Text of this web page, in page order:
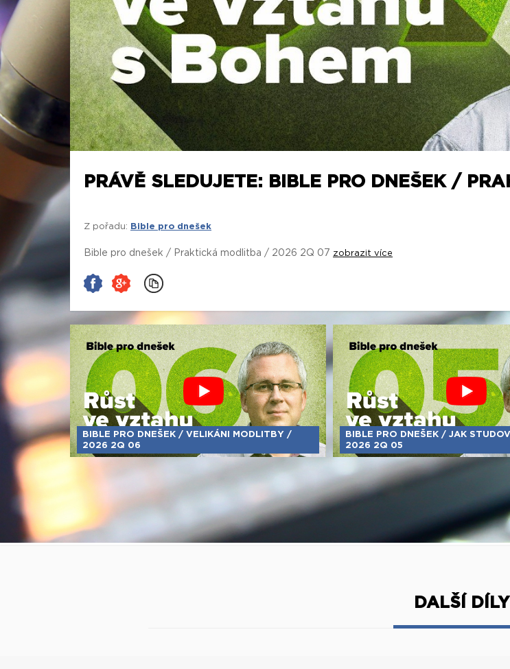
PRÁVĚ SLEDUJETE: BIBLE PRO DNEŠEK /
Z pořadu: Bible pro dnešek
Bible pro dnešek / Praktická modlitba / 2026 2Q 07 zobrazit více
BIBLE PRO DNEŠEK / VELIKÁNI MODLITBY /
2026 2Q 06
BIBLE PRO DNEŠEK / JAK
2026 2Q 05
DALŠÍ DÍLY